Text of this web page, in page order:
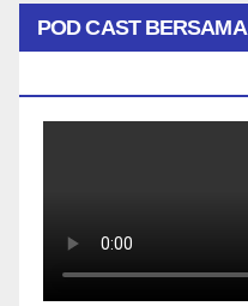
POD CAST